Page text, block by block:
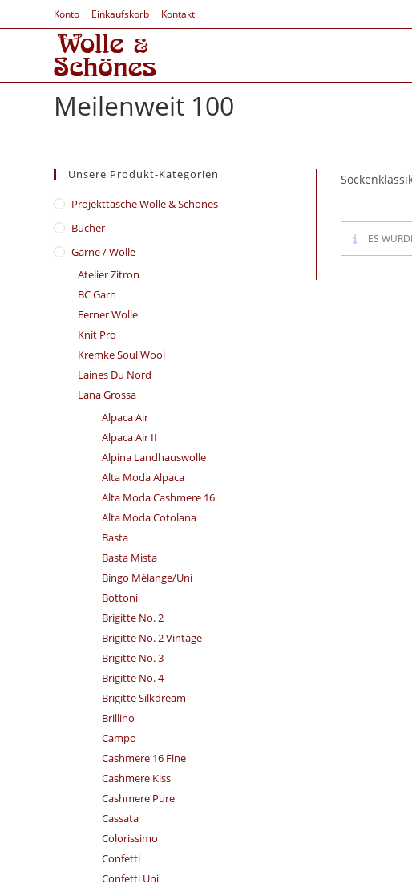
Konto Einkaufskorb Kontakt
Meilenweit 100
ES
Unsere Produkt-Kategorien
​Projekttasche Wolle & Schönes
Bücher
Garne / Wolle
Atelier Zitron
BC Garn
Ferner Wolle
Knit Pro
Kremke Soul Wool
Laines Du Nord
Lana Grossa
Alpaca Air
Alpaca Air II
Alpina Landhauswolle
Alta Moda Alpaca
Alta Moda Cashmere 16
Alta Moda Cotolana
Basta
Basta Mista
Bingo Mélange/​Uni
Bottoni
Brigitte No. 2
Brigitte No. 2 Vintage
Brigitte No. 3
Brigitte No. 4
Brigitte Silkdream
Brillino
Campo
Cashmere 16 Fine
Cashmere Kiss
Cashmere Pure
Cassata
Colorissimo
Confetti
Confetti Uni